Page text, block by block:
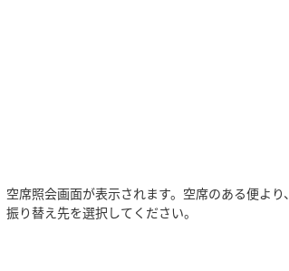
空席照会画面が表示されます。空席のある便より、
振り替え先を選択してください。